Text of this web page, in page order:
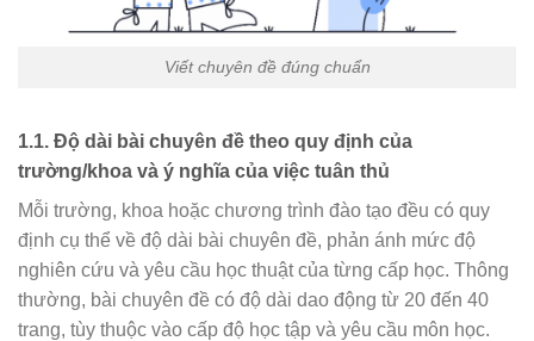
Viết chuyên đề đúng chuẩn
1.1. Độ dài bài chuyên đề theo quy định của
trường/khoa và ý nghĩa của việc tuân thủ
Mỗi trường, khoa hoặc chương trình đào tạo đều có quy
định cụ thể về độ dài bài chuyên đề, phản ánh mức độ
nghiên cứu và yêu cầu học thuật của từng cấp học. Thông
thường, bài chuyên đề có độ dài dao động từ 20 đến 40
trang, tùy thuộc vào cấp độ học tập và yêu cầu môn học.